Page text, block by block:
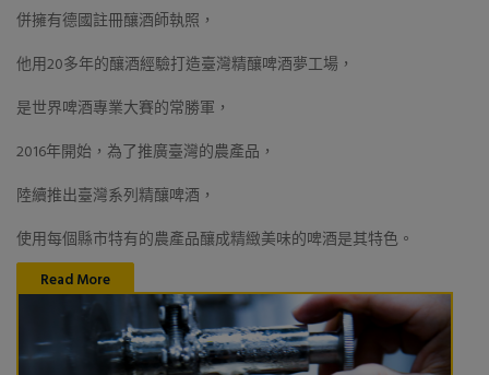
併擁有德國註冊釀酒師執照，
他用20多年的釀酒經驗打造臺灣精釀啤酒夢工場，
是世界啤酒專業大賽的常勝軍，
2016年開始，為了推廣臺灣的農產品，
陸續推出臺灣系列精釀啤酒，
使用每個縣市特有的農產品釀成精緻美味的啤酒是其特色。
Read More